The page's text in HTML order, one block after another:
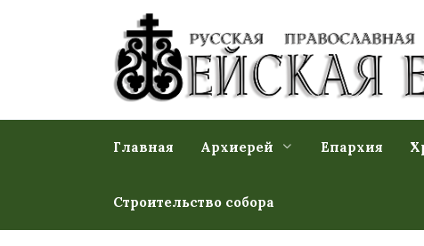
Главная Архиерей Епархия
Строительство собора